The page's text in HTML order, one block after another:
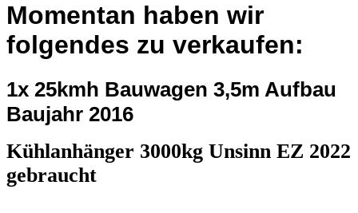
Momentan haben wir
folgendes zu verkaufen:
1x 25kmh Bauwagen 3,5m Aufbau
Baujahr 2016
Kühlanhänger 3000kg Unsinn EZ 2022
gebraucht